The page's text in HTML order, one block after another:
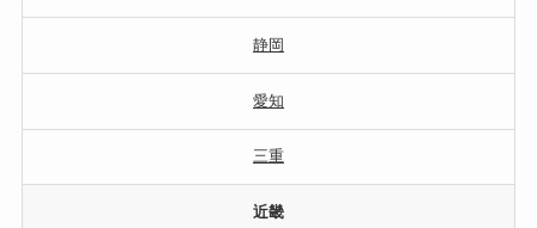
静岡
愛知
三重
近畿